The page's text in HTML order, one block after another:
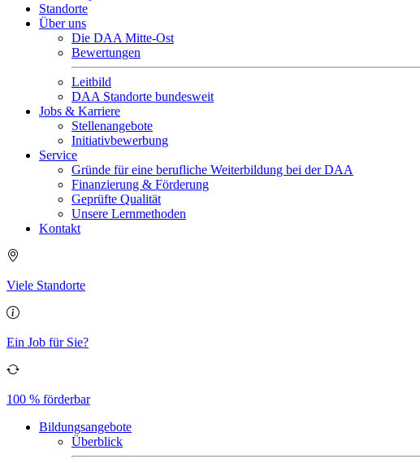
Standorte
Über uns
Die DAA Mitte-Ost
Bewertungen
Leitbild
DAA Standorte bundesweit
Jobs & Karriere
Stellenangebote
Initiativbewerbung
Service
Gründe für eine berufliche Weiterbildung bei der DAA
Finanzierung & Förderung
Geprüfte Qualität
Unsere Lernmethoden
Kontakt
Viele Standorte
Ein Job für Sie?
100 % förderbar
Bildungsangebote
Überblick